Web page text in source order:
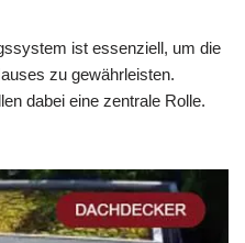
ist essenziell, um die
zu gewährleisten.
dabei eine zentrale Rolle.